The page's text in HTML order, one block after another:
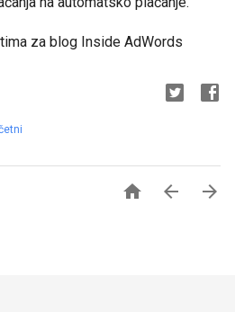
za blog Inside AdWords
  